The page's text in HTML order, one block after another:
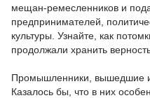
мещан-ремесленников и
предпринимателей,
культуры. Узнайте, как
продолжали хранить
Промышленники, вышедшие
Казалось бы, что в них